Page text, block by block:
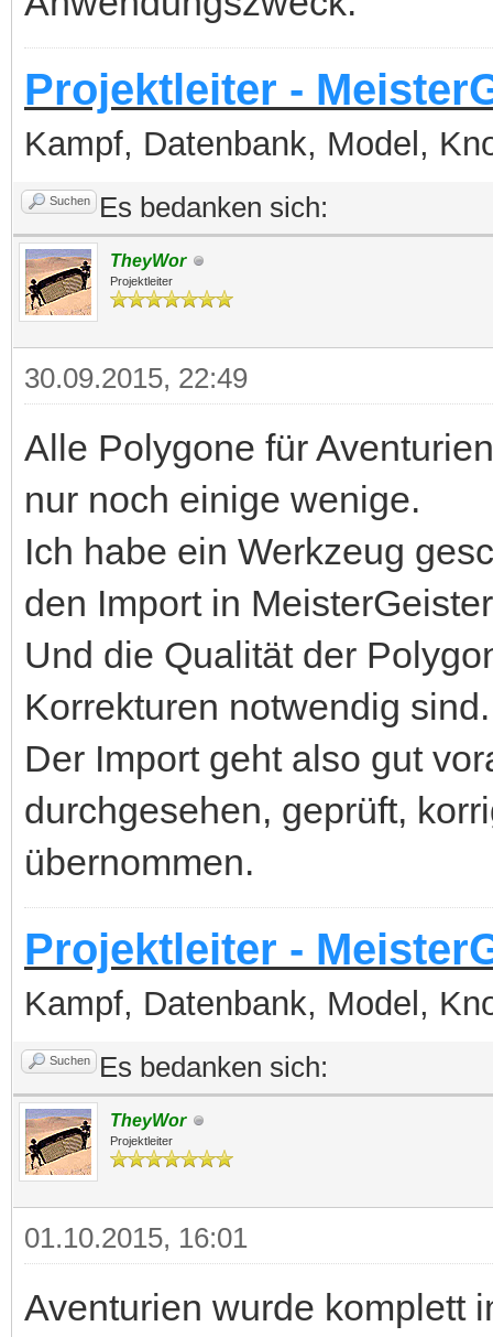
Projektleiter -
Kampf, Datenbank, Model,
Suchen Es bedanken sich:
TheyWor
Projektleiter
30.09.2015, 22:49
Alle Polygone für
nur noch einige wenige.
Ich habe ein Werkzeug
den Import in
Und die Qualität der
Korrekturen notwendig sind.
Der Import geht also gut
durchgesehen, geprüft,
übernommen.
Projektleiter -
Kampf, Datenbank, Model,
Suchen Es bedanken sich:
TheyWor
Projektleiter
01.10.2015, 16:01
Aventurien wurde komplett